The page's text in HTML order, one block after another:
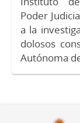
Poder
a la
dolosos
Autónoma